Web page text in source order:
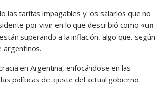
las tarifas impagables y los salarios que no
por vivir en lo que describió como «un
superando a la inflación, algo que, según
argentinos.
en Argentina, enfocándose en las
políticas de ajuste del actual gobierno